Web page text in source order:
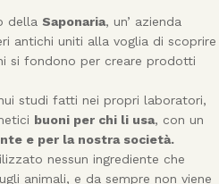
della Saponaria, un’ azienda
antichi uniti alla voglia di scoprire
si fondono per creare prodotti
studi fatti nei propri laboratori,
buoni per chi li usa, con un
e per la nostra società.
nessun ingrediente che
animali, e da sempre non viene